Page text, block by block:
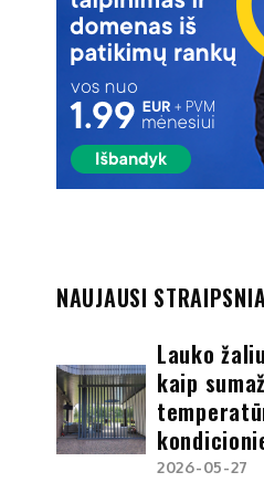
NAUJAUSI
Lauko
kaip
2026-05-27